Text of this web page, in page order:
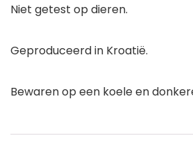
Niet getest op dieren.
Geproduceerd in Kroatië.
Bewaren op een koele en